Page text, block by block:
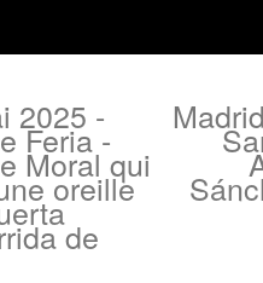
2025 -
Feria -
Moral qui
oreille
de